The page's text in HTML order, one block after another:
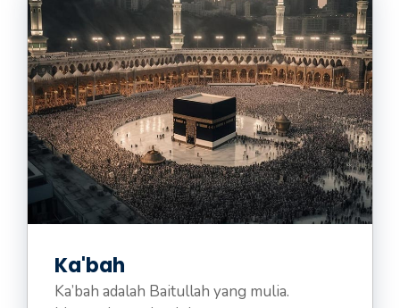
Ka'bah
Ka’bah adalah Baitullah yang mulia.